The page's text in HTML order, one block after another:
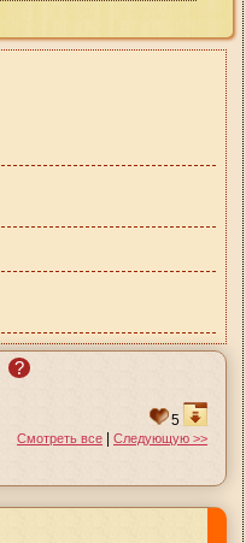
?
5
Смотреть все | Следующую >>